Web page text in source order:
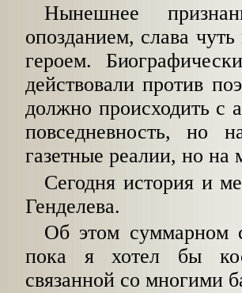
Нынешнее
опозданием, слава
героем.
действовалипротив
должно происходить с
повседневность, но
газетные реалии, но на
Сегодня история и
Генделева.
Об этом суммарном
пока я хотел бы
связанной со многими